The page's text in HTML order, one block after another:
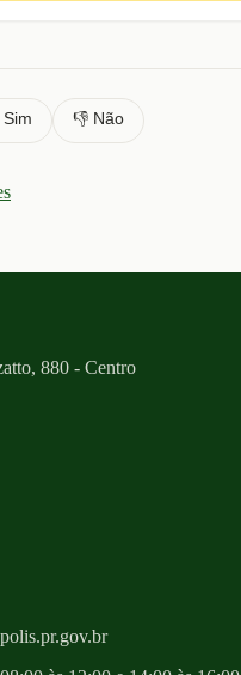
Sim 👎 Não
880 - Centro